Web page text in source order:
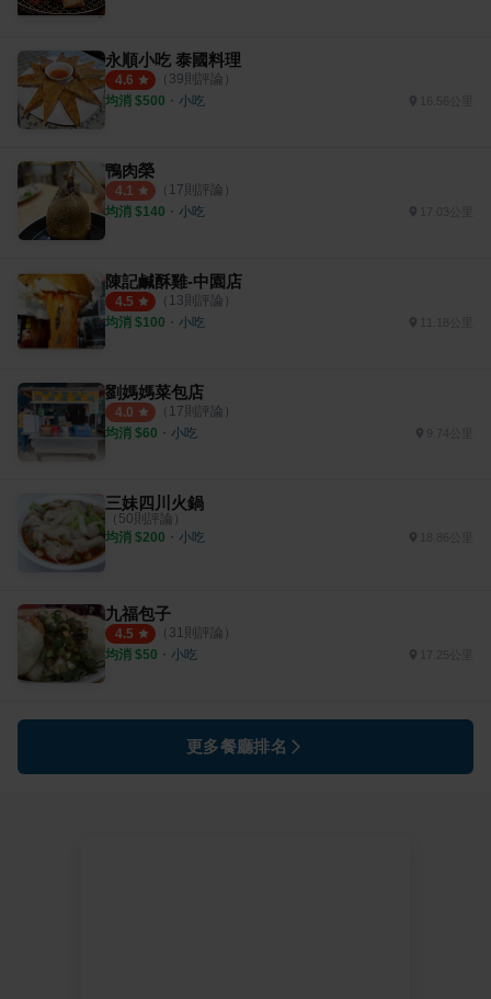
永順小吃 泰國料理
4.6 （ 39則評論）
均消 $500 ・ 小吃 16.56公里
鴨肉榮
4.1 （ 17則評論）
均消 $140 ・ 小吃 17.03公里
陳記鹹酥雞-中園店
4.5 （ 13則評論）
均消 $100 ・ 小吃 11.18公里
劉媽媽菜包店
4.0 （ 17則評論）
均消 $60 ・ 小吃 9.74公里
三妹四川火鍋
（ 50則評論）
均消 $200 ・ 小吃 18.86公里
九福包子
4.5 （ 31則評論）
均消 $50 ・ 小吃 17.25公里
更多餐廳排名